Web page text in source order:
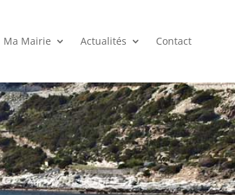
Ma Mairie Actualités Contact